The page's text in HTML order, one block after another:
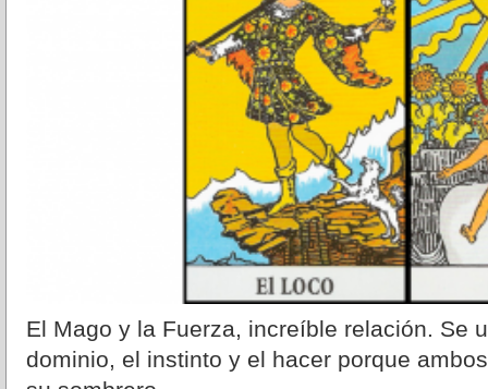
El Mago y la Fuerza, increíble relación. Se
dominio, el instinto y el hacer porque